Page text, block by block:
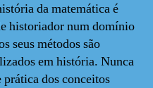
da matemática é
historiador num domínio
seus métodos são
em história. Nunca
dos conceitos